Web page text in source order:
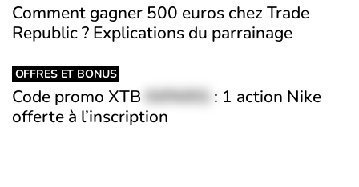
Comment gagner 500 euros chez Trade
Republic ? Explications du parrainage
OFFRES ET BONUS
Code promo XTB INPARIS : 1 action Nike
offerte à l’inscription